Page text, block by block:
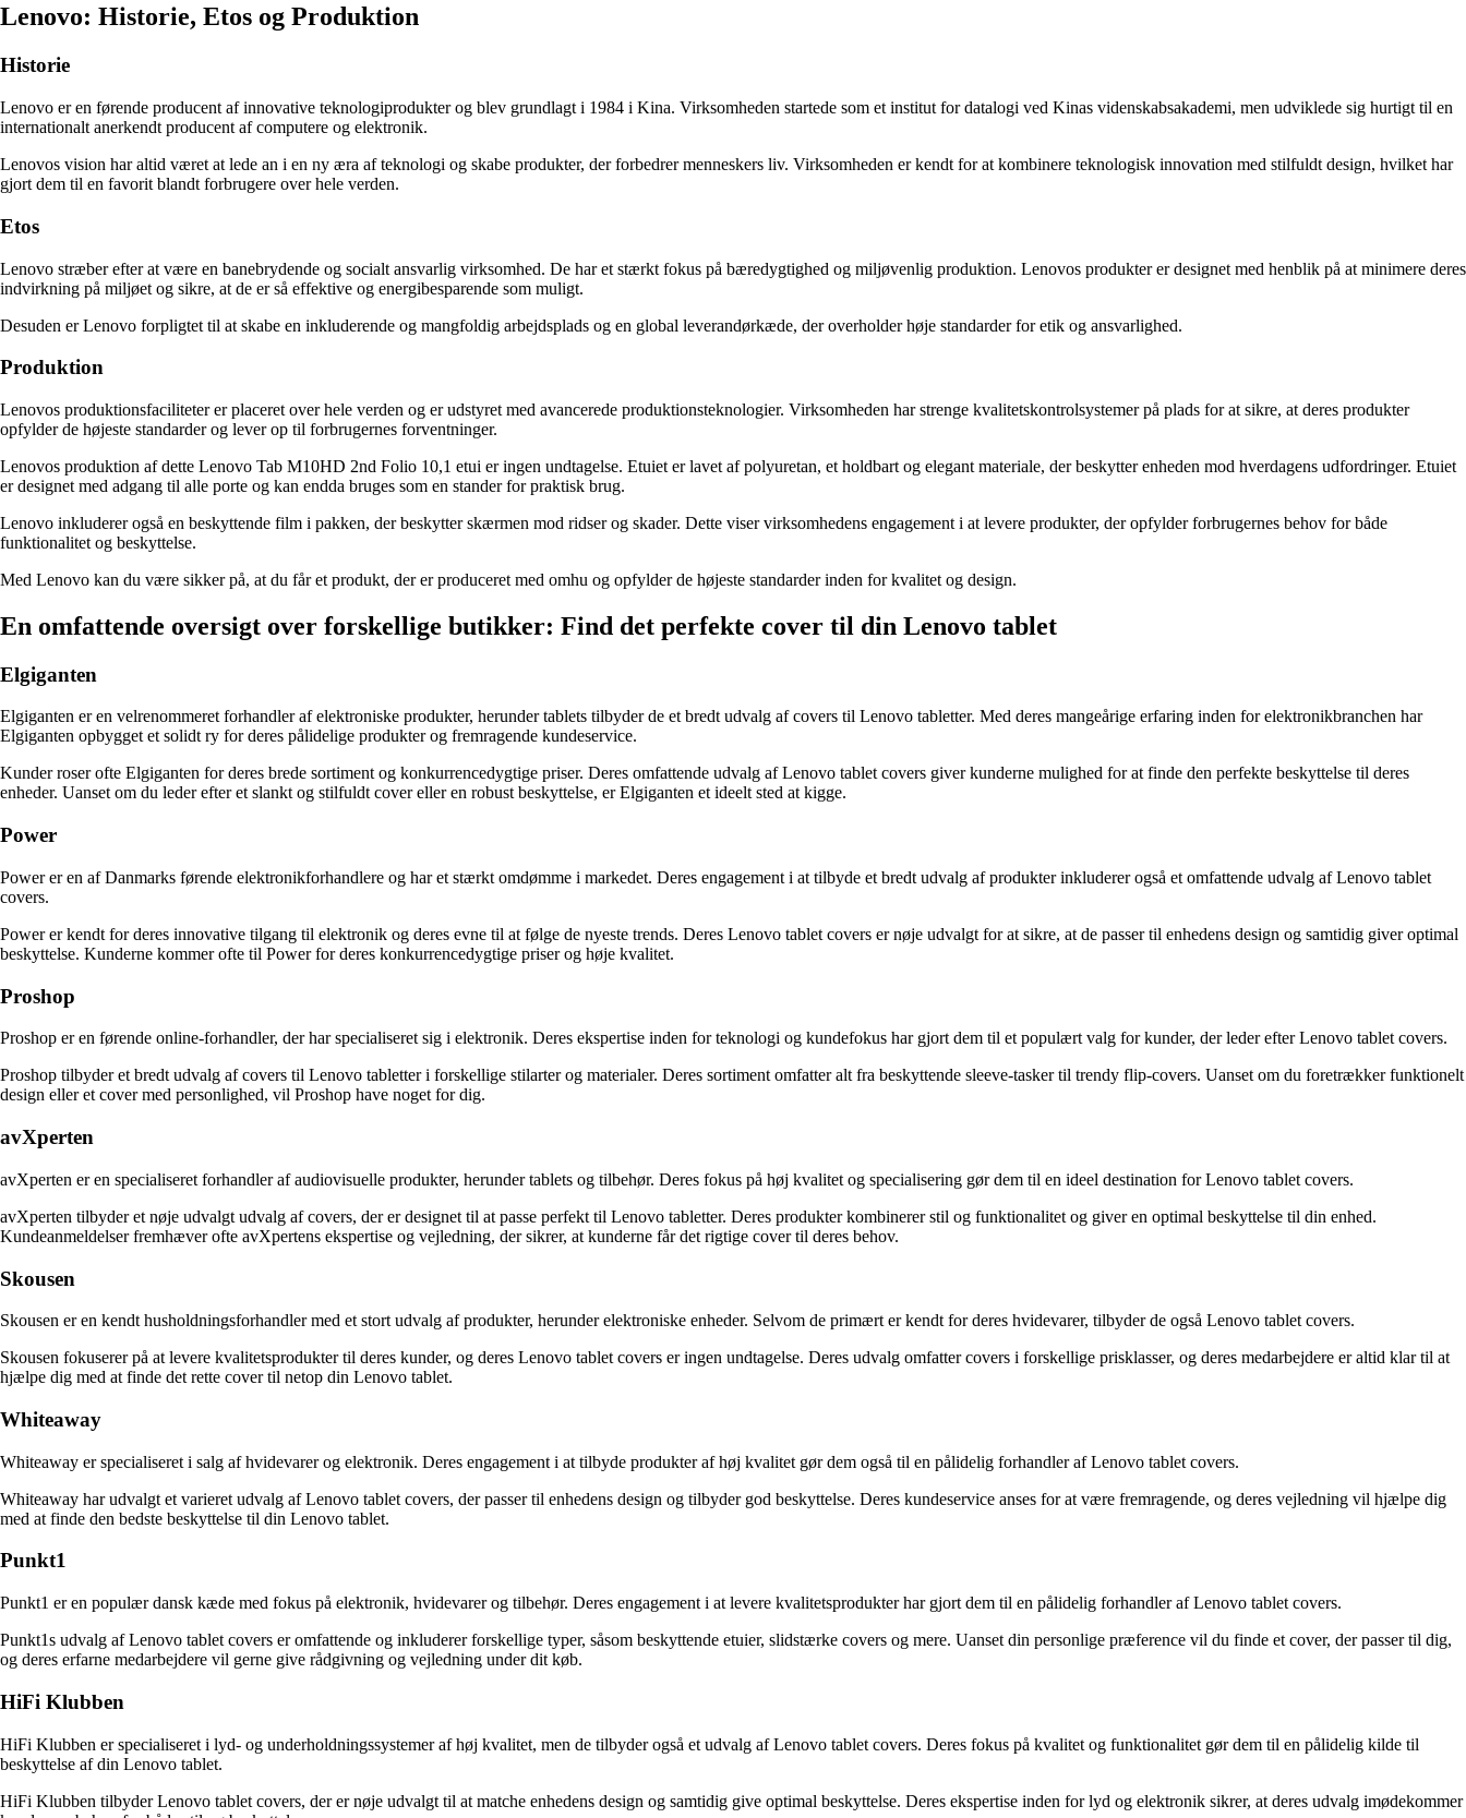
Lenovo: Historie, Etos og Produktion
Historie
Lenovo er en førende producent af innovative teknologiprodukter og blev grundlagt i 1984 i Kina. Virksomheden startede som et institut for datalogi ved Kinas videnskabsakademi, men udviklede sig hurtigt til en
internationalt anerkendt producent af computere og elektronik.
Lenovos vision har altid været at lede an i en ny æra af teknologi og skabe produkter, der forbedrer menneskers liv. Virksomheden er kendt for at kombinere teknologisk innovation med stilfuldt design, hvilket har
gjort dem til en favorit blandt forbrugere over hele verden.
Etos
Lenovo stræber efter at være en banebrydende og socialt ansvarlig virksomhed. De har et stærkt fokus på bæredygtighed og miljøvenlig produktion. Lenovos produkter er designet med henblik på at minimere deres
indvirkning på miljøet og sikre, at de er så effektive og energibesparende som muligt.
Desuden er Lenovo forpligtet til at skabe en inkluderende og mangfoldig arbejdsplads og en global leverandørkæde, der overholder høje standarder for etik og ansvarlighed.
Produktion
Lenovos produktionsfaciliteter er placeret over hele verden og er udstyret med avancerede produktionsteknologier. Virksomheden har strenge kvalitetskontrolsystemer på plads for at sikre, at deres produkter
opfylder de højeste standarder og lever op til forbrugernes forventninger.
Lenovos produktion af dette Lenovo Tab M10HD 2nd Folio 10,1 etui er ingen undtagelse. Etuiet er lavet af polyuretan, et holdbart og elegant materiale, der beskytter enheden mod hverdagens udfordringer. Etuiet
er designet med adgang til alle porte og kan endda bruges som en stander for praktisk brug.
Lenovo inkluderer også en beskyttende film i pakken, der beskytter skærmen mod ridser og skader. Dette viser virksomhedens engagement i at levere produkter, der opfylder forbrugernes behov for både
funktionalitet og beskyttelse.
Med Lenovo kan du være sikker på, at du får et produkt, der er produceret med omhu og opfylder de højeste standarder inden for kvalitet og design.
En omfattende oversigt over forskellige butikker: Find det perfekte cover til din Lenovo tablet
Elgiganten
Elgiganten er en velrenommeret forhandler af elektroniske produkter, herunder tablets tilbyder de et bredt udvalg af covers til Lenovo tabletter. Med deres mangeårige erfaring inden for elektronikbranchen har
Elgiganten opbygget et solidt ry for deres pålidelige produkter og fremragende kundeservice.
Kunder roser ofte Elgiganten for deres brede sortiment og konkurrencedygtige priser. Deres omfattende udvalg af Lenovo tablet covers giver kunderne mulighed for at finde den perfekte beskyttelse til deres
enheder. Uanset om du leder efter et slankt og stilfuldt cover eller en robust beskyttelse, er Elgiganten et ideelt sted at kigge.
Power
Power er en af Danmarks førende elektronikforhandlere og har et stærkt omdømme i markedet. Deres engagement i at tilbyde et bredt udvalg af produkter inkluderer også et omfattende udvalg af Lenovo tablet
covers.
Power er kendt for deres innovative tilgang til elektronik og deres evne til at følge de nyeste trends. Deres Lenovo tablet covers er nøje udvalgt for at sikre, at de passer til enhedens design og samtidig giver optimal
beskyttelse. Kunderne kommer ofte til Power for deres konkurrencedygtige priser og høje kvalitet.
Proshop
Proshop er en førende online-forhandler, der har specialiseret sig i elektronik. Deres ekspertise inden for teknologi og kundefokus har gjort dem til et populært valg for kunder, der leder efter Lenovo tablet covers.
Proshop tilbyder et bredt udvalg af covers til Lenovo tabletter i forskellige stilarter og materialer. Deres sortiment omfatter alt fra beskyttende sleeve-tasker til trendy flip-covers. Uanset om du foretrækker funktionelt
design eller et cover med personlighed, vil Proshop have noget for dig.
avXperten
avXperten er en specialiseret forhandler af audiovisuelle produkter, herunder tablets og tilbehør. Deres fokus på høj kvalitet og specialisering gør dem til en ideel destination for Lenovo tablet covers.
avXperten tilbyder et nøje udvalgt udvalg af covers, der er designet til at passe perfekt til Lenovo tabletter. Deres produkter kombinerer stil og funktionalitet og giver en optimal beskyttelse til din enhed.
Kundeanmeldelser fremhæver ofte avXpertens ekspertise og vejledning, der sikrer, at kunderne får det rigtige cover til deres behov.
Skousen
Skousen er en kendt husholdningsforhandler med et stort udvalg af produkter, herunder elektroniske enheder. Selvom de primært er kendt for deres hvidevarer, tilbyder de også Lenovo tablet covers.
Skousen fokuserer på at levere kvalitetsprodukter til deres kunder, og deres Lenovo tablet covers er ingen undtagelse. Deres udvalg omfatter covers i forskellige prisklasser, og deres medarbejdere er altid klar til at
hjælpe dig med at finde det rette cover til netop din Lenovo tablet.
Whiteaway
Whiteaway er specialiseret i salg af hvidevarer og elektronik. Deres engagement i at tilbyde produkter af høj kvalitet gør dem også til en pålidelig forhandler af Lenovo tablet covers.
Whiteaway har udvalgt et varieret udvalg af Lenovo tablet covers, der passer til enhedens design og tilbyder god beskyttelse. Deres kundeservice anses for at være fremragende, og deres vejledning vil hjælpe dig
med at finde den bedste beskyttelse til din Lenovo tablet.
Punkt1
Punkt1 er en populær dansk kæde med fokus på elektronik, hvidevarer og tilbehør. Deres engagement i at levere kvalitetsprodukter har gjort dem til en pålidelig forhandler af Lenovo tablet covers.
Punkt1s udvalg af Lenovo tablet covers er omfattende og inkluderer forskellige typer, såsom beskyttende etuier, slidstærke covers og mere. Uanset din personlige præference vil du finde et cover, der passer til dig,
og deres erfarne medarbejdere vil gerne give rådgivning og vejledning under dit køb.
HiFi Klubben
HiFi Klubben er specialiseret i lyd- og underholdningssystemer af høj kvalitet, men de tilbyder også et udvalg af Lenovo tablet covers. Deres fokus på kvalitet og funktionalitet gør dem til en pålidelig kilde til
beskyttelse af din Lenovo tablet.
HiFi Klubben tilbyder Lenovo tablet covers, der er nøje udvalgt til at matche enhedens design og samtidig give optimal beskyttelse. Deres ekspertise inden for lyd og elektronik sikrer, at deres udvalg imødekommer